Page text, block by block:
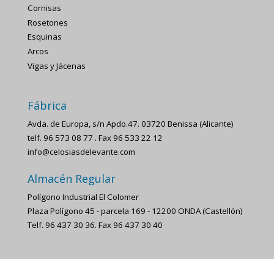
Cornisas
Rosetones
Esquinas
Arcos
Vigas y Jácenas
Fábrica
Avda. de Europa, s/n Apdo.47. 03720 Benissa (Alicante)
telf. 96 573 08 77 . Fax 96 533 22 12
info@celosiasdelevante.com
Almacén Regular
Polígono Industrial El Colomer
Plaza Polígono 45 - parcela 169 - 12200 ONDA (Castellón)
Telf. 96 437 30 36. Fax 96 437 30 40